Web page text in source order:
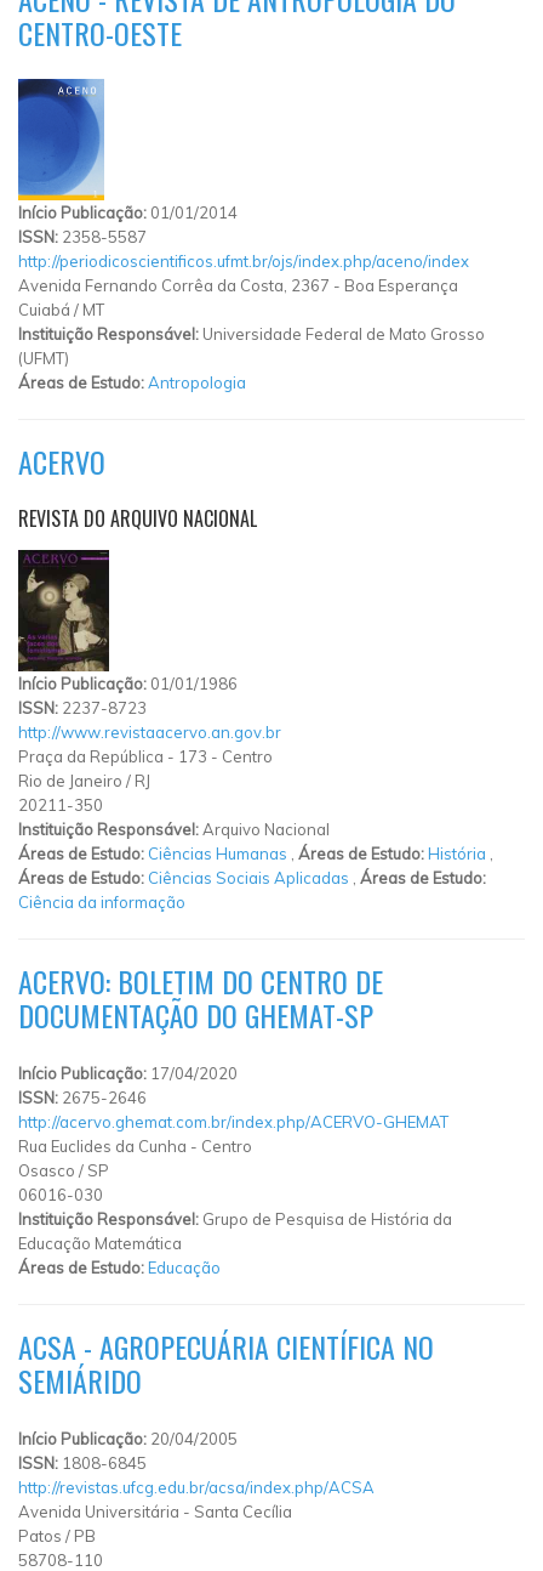
CENTRO-OESTE
Início Publicação: 01/01/2014
ISSN: 2358-5587
http://periodicoscientificos.ufmt.br/ojs/index.php/aceno/index
Avenida Fernando Corrêa da Costa, 2367 - Boa Esperança
Cuiabá / MT
Instituição Responsável: Universidade Federal de Mato Grosso
(UFMT)
Áreas de Estudo:Antropologia
ACERVO
REVISTA DO ARQUIVO NACIONAL
Início Publicação: 01/01/1986
ISSN: 2237-8723
http://www.revistaacervo.an.gov.br
Praça da República - 173 - Centro
Rio de Janeiro / RJ
20211-350
Instituição Responsável:Arquivo Nacional
Áreas de Estudo: Ciências Humanas Áreas de Estudo:História
Áreas de Estudo: Ciências Sociais Aplicadas
Áreas de Estudo:
Ciência da informação
ACERVO: BOLETIM DO CENTRO DE
DOCUMENTAÇÃO DO GHEMAT-SP
Início Publicação: 17/04/2020
ISSN: 2675-2646
http://acervo.ghemat.com.br/index.php/ACERVO-GHEMAT
Rua Euclides da Cunha - Centro
Osasco / SP
06016-030
Instituição Responsável: Grupo de Pesquisa de História da
Educação Matemática
Áreas de Estudo:Educação
ACSA - AGROPECUÁRIA CIENTÍFICA NO
SEMIÁRIDO
Início Publicação: 20/04/2005
ISSN: 1808-6845
http://revistas.ufcg.edu.br/acsa/index.php/ACSA
Avenida Universitária - Santa Cecília
Patos / PB
58708-110